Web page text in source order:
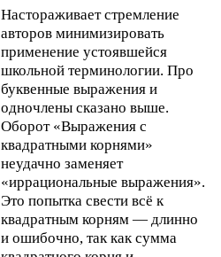
Настораживает стремление
авторов минимизировать
применение устоявшейся
школьной терминологии. Про
буквенные выражения и
одночлены сказано выше.
Оборот «Выражения с
квадратными корнями»
неудачно заменяет
«иррациональные выражения».
Это попытка свести всё к
квадратным корням — длинно
и ошибочно, так как сумма